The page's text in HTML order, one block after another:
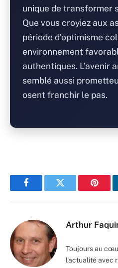
unique de transformer
Que vous croyiez aux
période d’optimisme
environnement
authentiques. L’avenir
semblé aussi
osent franchir le pas.
FacebookTwitter
Arthur
Toujours au
l'actualité avec